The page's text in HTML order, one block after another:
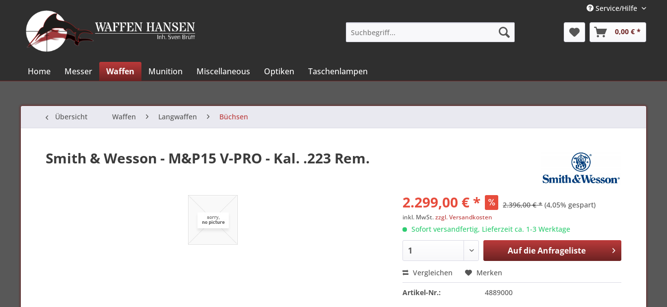
Service/Hilfe
0,00 € *
Home Messer Waffen Munition Miscellaneous Optiken Taschenlampen
Übersicht Waffen Langwaffen Büchsen
Smith & Wesson - M&P15 V-PRO - Kal. .223 Rem.
2.299,00 € * 2.396,00 € * (4,05% gespart)
inkl. MwSt.zzgl. Versandkosten
Sofort versandfertig, Lieferzeit ca. 1-3 Werktage
Auf dieAnfrageliste
Vergleichen Merken
Artikel-Nr.: 4889000